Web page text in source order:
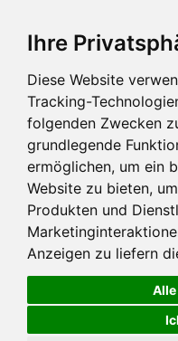
Ihre
Diese Website
Tracking-
folgenden Zwecken
grundlegende
ermöglichen, um ein
Website zu bieten,
Produkten und
Anzeigen zu liefern
Hauptinhalt